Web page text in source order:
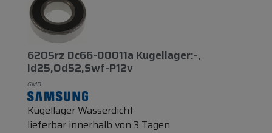
6205rz Dc66-00011a Kugellager:-,
Id25,od52,swf-P12v
GMB
Kugellager Wasserdicht
lieferbar innerhalb von 3 Tagen